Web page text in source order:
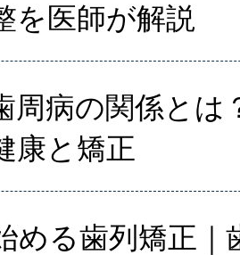
を医師が解説
周病の関係とは
康と矯正
める歯列矯正｜